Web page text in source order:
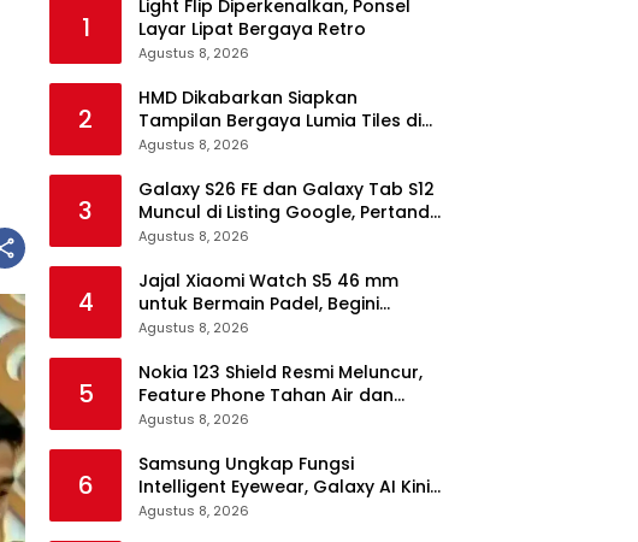
1
Light Flip Diperkenalkan, Ponsel
Layar Lipat Bergaya Retro
Agustus 8, 2026
2
HMD Dikabarkan Siapkan
Tampilan Bergaya Lumia Tiles di
Ponsel Android
Agustus 8, 2026
3
Galaxy S26 FE dan Galaxy Tab S12
Muncul di Listing Google, Pertanda
Segera Rilis?
Agustus 8, 2026
4
Jajal Xiaomi Watch S5 46 mm
untuk Bermain Padel, Begini
Kemampuannya
Agustus 8, 2026
5
Nokia 123 Shield Resmi Meluncur,
Feature Phone Tahan Air dan
Debu
Agustus 8, 2026
6
Samsung Ungkap Fungsi
Intelligent Eyewear, Galaxy AI Kini
Bisa Diakses Tanpa Layar
Agustus 8, 2026